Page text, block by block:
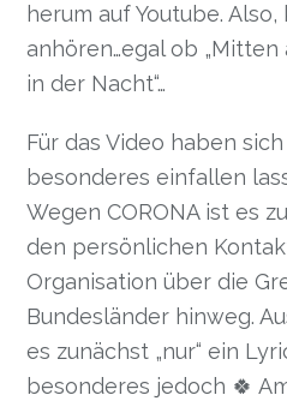
herum auf Youtube.
anhören…egal ob „Mitten
in der Nacht“…
Für das Video haben
besonderes einfallen
Wegen CORONA ist es
den persönlichen
Organisation über die
Bundesländer hinweg.
es zunächst „nur“ ein
besonderes jedoch 🍀